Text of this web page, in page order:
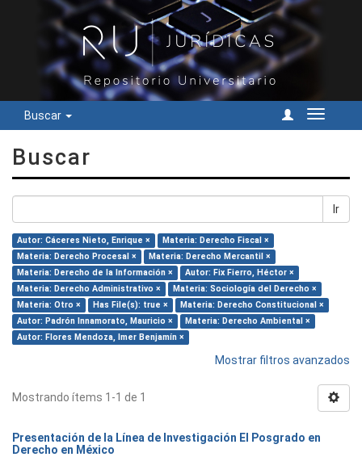
Buscar
Cambiar
Buscar
Ir
Autor: Cáceres Nieto, Enrique ×
Materia: Derecho Fiscal ×
Materia: Derecho Procesal ×
Materia: Derecho Mercantil ×
Materia: Derecho de la Información ×
Autor: Fix Fierro, Héctor ×
Materia: Derecho Administrativo ×
Materia: Sociología del Derecho ×
Materia: Otro ×
Has File(s): true ×
Materia: Derecho Constitucional ×
Autor: Padrón Innamorato, Mauricio ×
Materia: Derecho Ambiental ×
Autor: Flores Mendoza, Imer Benjamín ×
Mostrar filtros avanzados
Mostrando ítems 1-1 de 1
Presentación de la Línea de Investigación El Posgrado en
Derecho en México